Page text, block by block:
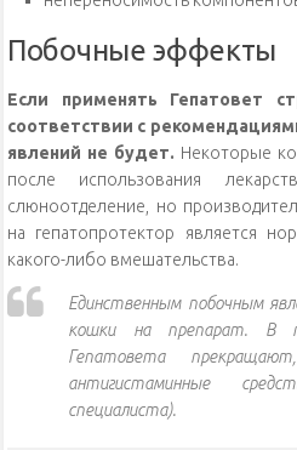
Побочные эффекты
Если применять Гепатовет
соответствии с
явлений не будет. Некоторые
после использования
слюноотделение, но
на гепатопротектор является
какого-либо вмешательства.
Единственным побочным
кошки на препарат. В
Гепатовета
антигистаминные
специалиста).